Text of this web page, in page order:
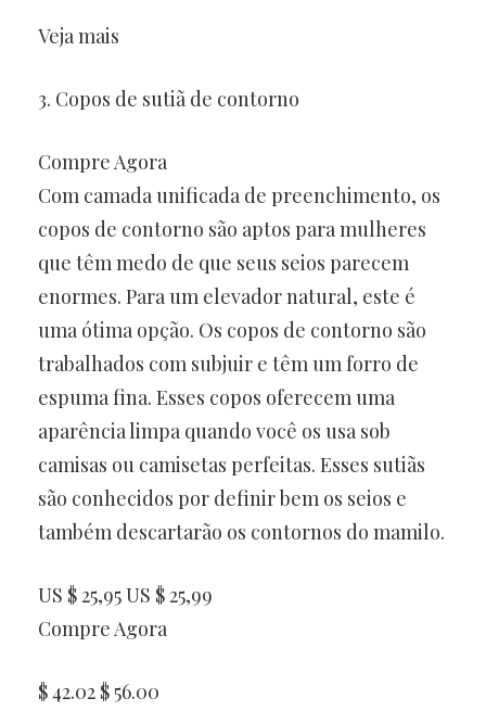
Veja mais
3. Copos de sutiã de contorno
Compre Agora
Com camada unificada de preenchimento, os
copos de contorno são aptos para mulheres
que têm medo de que seus seios parecem
enormes. Para um elevador natural, este é
uma ótima opção. Os copos de contorno são
trabalhados com subjuir e têm um forro de
espuma fina. Esses copos oferecem uma
aparência limpa quando você os usa sob
camisas ou camisetas perfeitas. Esses sutiãs
são conhecidos por definir bem os seios e
também descartarão os contornos do mamilo.
US $ 25,95 US $ 25,99
Compre Agora
$ 42.02 $ 56.00